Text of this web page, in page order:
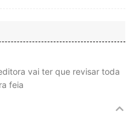
vai ter que revisar toda
feia